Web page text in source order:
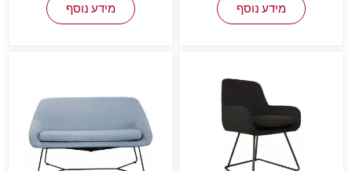
מידע נוסף מידע נוסף